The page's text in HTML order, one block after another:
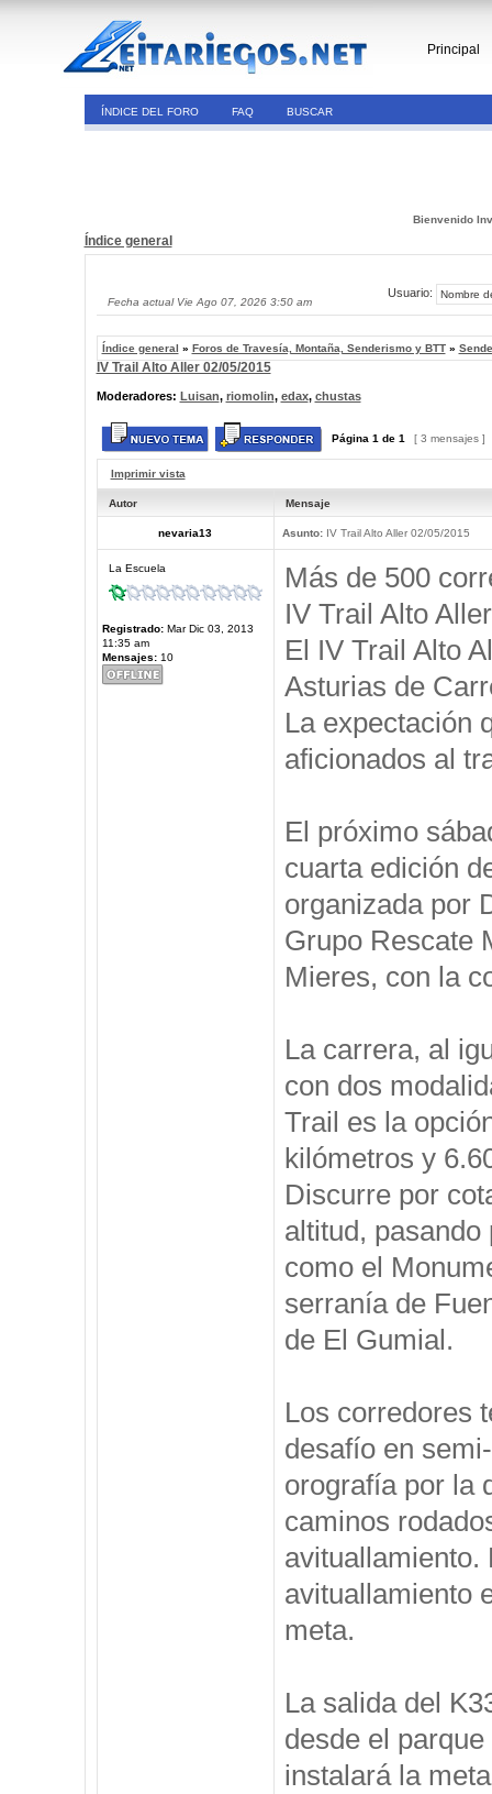
Principal
ÍNDICE DEL FORO FAQ BUSCAR
Bienvenido
Índice general
Fecha actual Vie Ago 07, 2026 3:50 am
Usuario:
Índice general » Foros de Travesía, Montaña, Senderismo y BTT»
IV Trail Alto Aller 02/05/2015
Moderadores: Luisan, riomolin, edax, chustas
Página 1 de 1 [ 3 mensajes ]
Imprimir vista
Autor Mensaje
nevaria13 Asunto:IV Trail Alto Aller 02/05/2015
La Escuela
Registrado:Mar Dic 03, 2013
11:35 am
Mensajes:10
Más de 500
IV Trail Alto
El IV Trail Alto
Asturias de
La expectación
aficionados al
El próximo
cuarta edición
organizada por
Grupo Rescate
Mieres, con la
La carrera, al
con dos
Trail es la
kilómetros y
Discurre por
altitud,
como el
serranía de
de El Gumial.
Los corredores
desafío en
orografía por la
caminos
avituallamiento.
avituallamiento
meta.
La salida del
desde el
instalará la